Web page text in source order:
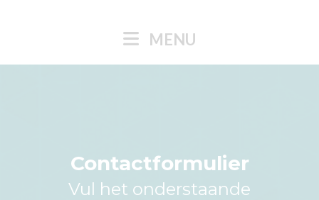
MENU
Contactformulier
Vul het onderstaande